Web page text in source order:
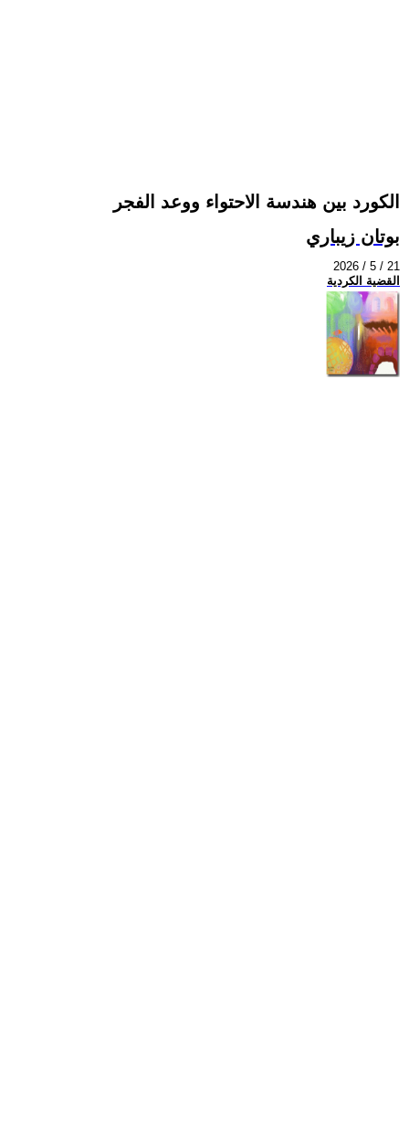
الكورد بين هندسة الاحتواء ووعد الفجر
بوتان زيباري
2026 / 5 / 21
القضية الكردية